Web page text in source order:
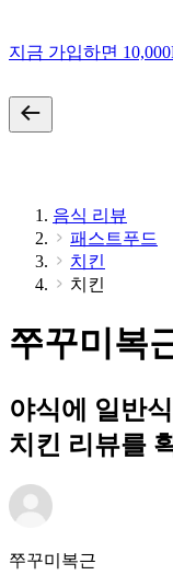
지금 가입하면
음식 리뷰
패스트푸드
치킨
치킨
쭈꾸미복
야식에 일반
치킨 리뷰를
쭈꾸미복근